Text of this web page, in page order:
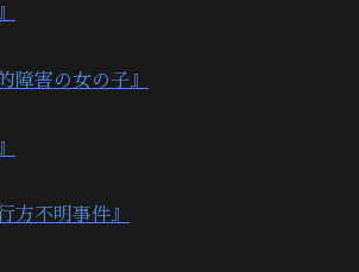
障害の女の子』
方不明事件』